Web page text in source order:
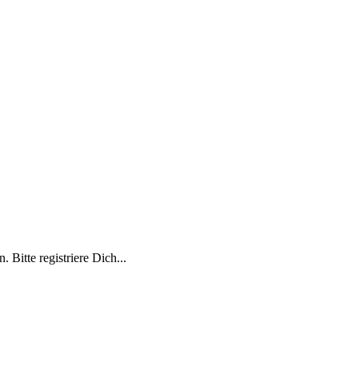
Bitte registriere Dich...